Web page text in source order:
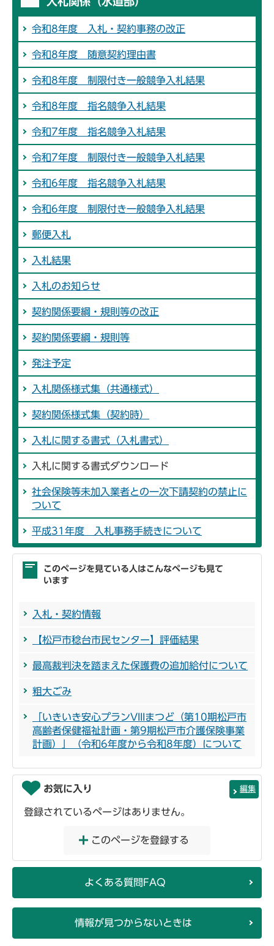
令和8年度 入札・契約事務の改正
令和8年度 随意契約理由書
令和8年度 制限付き一般競争入札結果
令和8年度 指名競争入札結果
令和7年度 指名競争入札結果
令和7年度 制限付き一般競争入札結果
令和6年度 指名競争入札結果
令和6年度 制限付き一般競争入札結果
郵便入札
入札結果
入札のお知らせ
契約関係要綱・規則等の改正
契約関係要綱・規則等
発注予定
入札関係様式集（共通様式）
契約関係様式集（契約時）
入札に関する書式（入札書式）
入札に関する書式ダウンロード
社会保険等未加入業者との一次下請契約の禁止に
ついて
平成31年度 入札事務手続きについて
このページを見ている人はこんなページも見て
います
入札・契約情報
【松戸市稔台市民センター】評価結果
最高裁判決を踏まえた保護費の追加給付について
粗大ごみ
「いきいき安心プランVIIIまつど（第10期松戸市
高齢者保健福祉計画・第9期松戸市介護保険事業
計画）」（令和6年度から令和8年度）について
お気に入り 編集
登録されているページはありません。
このページを登録する
よくある質問FAQ
情報が見つからないときは